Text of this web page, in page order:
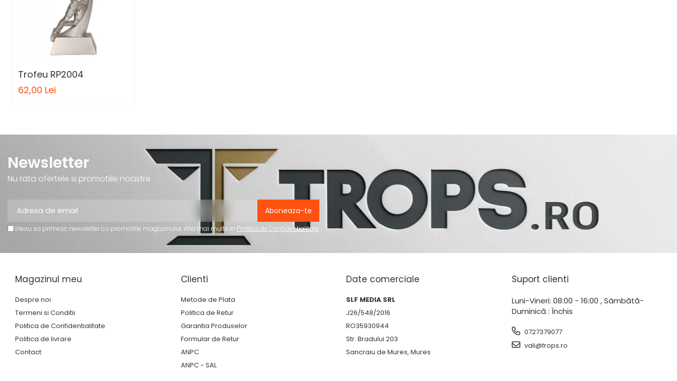
Trofeu RP2004
62,00 Lei
Newsletter
Nu rata ofertele si promotiile noastre
Vreau sa primesc newsletter cu promotiile magazinului. Afla mai multe in Politica de Confidentialitate
Magazinul meu
Despre noi
Termeni si Conditii
Politica de Confidentialitate
Politica de livrare
Contact
Clienti
Metode de Plata
Politica de Retur
Garantia Produselor
Formular de Retur
ANPC
ANPC - SAL
Date comerciale
SLF MEDIA SRL
J26/548/2016
RO35930944
Str. Bradului 203
Sancraiu de Mures, Mures
Suport clienti
Luni-Vineri: 08:00 - 16:00 , Sâmbătă-
Duminică : Închis
0727379077
vali@trops.ro